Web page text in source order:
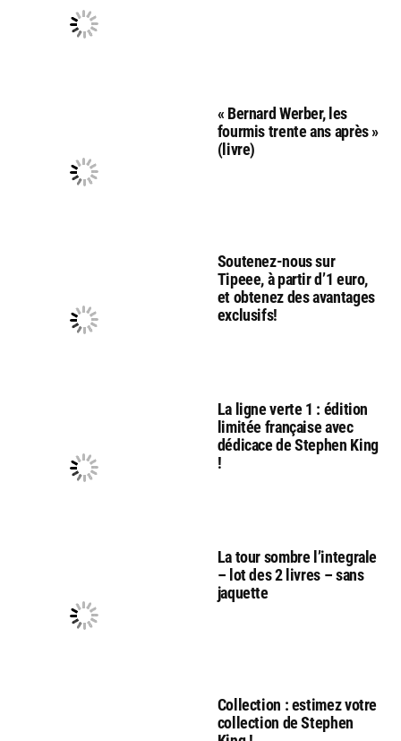
« Bernard Werber, les
fourmis trente ans après »
(livre)
Soutenez-nous sur
Tipeee, à partir d’1 euro,
et obtenez des avantages
exclusifs!
La ligne verte 1 : édition
limitée française avec
dédicace de Stephen King
!
La tour sombre l’integrale
– lot des 2 livres – sans
jaquette
Collection : estimez votre
collection de Stephen